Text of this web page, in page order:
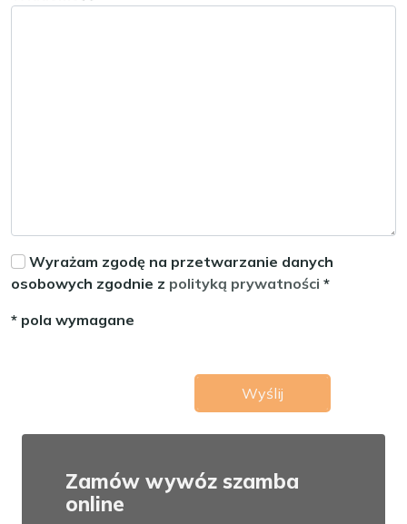
Wyrażam zgodę na przetwarzanie danych
osobowych zgodnie z polityką prywatności *
* pola wymagane